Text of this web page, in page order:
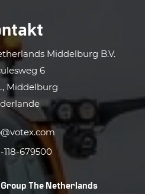
Middelburg B.V.
6
Middelburg
118-679500
The Netherlands